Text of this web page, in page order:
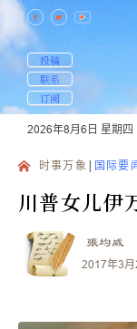
投稿
联系
订阅
2026年8月6日 星期四
时事万象 国际要
川普女儿伊
張均威
2017年3月